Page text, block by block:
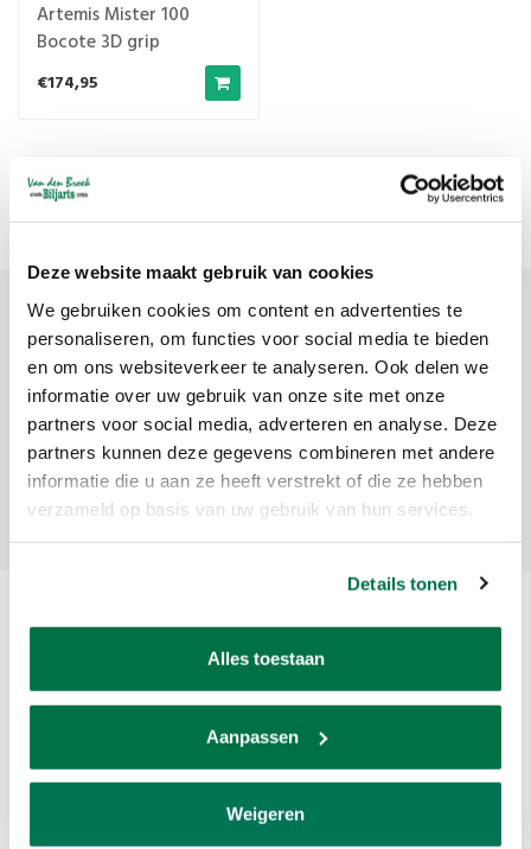
Deze website maakt gebruik van cookies
We gebruiken cookies om content en advertenties te
personaliseren, om functies voor social media te bieden
en om ons websiteverkeer te analyseren. Ook delen we
informatie over uw gebruik van onze site met onze
partners voor social media, adverteren en analyse. Deze
partners kunnen deze gegevens combineren met andere
informatie die u aan ze heeft verstrekt of die ze hebben
verzameld op basis van uw gebruik van hun services.
Details tonen
Alles toestaan
Aanpassen
Weigeren
Artemis Mister 100
Bocote 3D grip
€174,95
Meest bekeken 1
Meld je aan voor onze nieuwsbrief
Ontvang de laatste updates, nieuws en aanbiedingen via email
Abonneer
Van den Broek Biljarts staat voor kwaliteit, vakmanschap en service.
Van den Broek Biljarts